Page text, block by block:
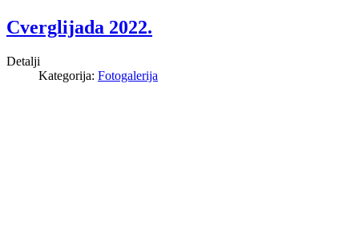
Cverglijada 2022.
Detalji
Kategorija: Fotogalerija